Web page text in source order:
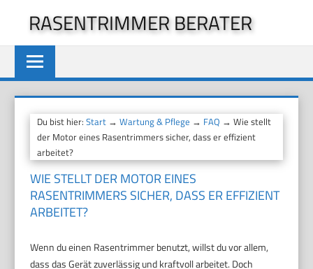
springen
RASENTRIMMER BERATER
Du bist hier:Start →Wartung & Pflege → FAQ → Wie stellt
der Motor eines Rasentrimmers sicher, dass er effizient
arbeitet?
WIE STELLT DER MOTOR EINES
RASENTRIMMERS SICHER, DASS ER EFFIZIENT
ARBEITET?
Wenn du einen Rasentrimmer benutzt, willst du vor allem,
dass das Gerät zuverlässig und kraftvoll arbeitet. Doch